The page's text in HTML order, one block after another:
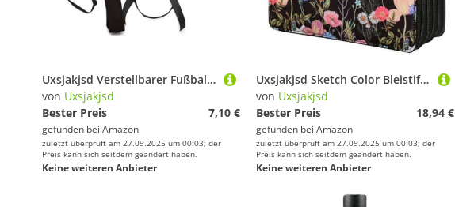
Uxsjakjsd Verstellbarer Fußball-Kick-Trainer, Fußball-Trainingsschlaufe, Gürtel, Fußball-Übungsgürtel
von Uxsjakjsd
Bester Preis
7,10 €
gefunden bei Amazon
zuletzt überprüft am 27.09.2025 um 00:03; der
Preis kann sich seitdem geändert haben.
Keine weiteren Anbieter
Uxsjakjsd Sketch Color Bleistiftbeutel Stationerie Aufbewahrung Tasche Großkapazität Stationerie Bleistift Hülle A
von Uxsjakjsd
Bester Preis
18,94 €
gefunden bei Amazon
zuletzt überprüft am 27.09.2025 um 00:03; der
Preis kann sich seitdem geändert haben.
Keine weiteren Anbieter